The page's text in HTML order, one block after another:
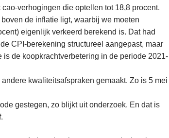
verhogingen die optellen tot 18,8 procent.
de inflatie ligt, waarbij we moeten
eigenlijk verkeerd berekend is. Dat had
CPI-berekening structureel aangepast, maar
is de koopkrachtverbetering in de periode 2021-
kwaliteitsafspraken gemaakt. Zo is 5 mei
gestegen, zo blijkt uit onderzoek. En dat is